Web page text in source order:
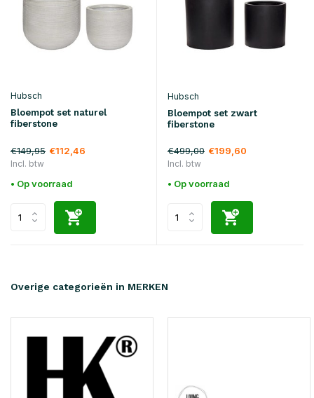
Hubsch
Bloempot set naturel
fiberstone
€149,95 €112,46
Incl. btw
• Op voorraad
Hubsch
Bloempot set zwart
fiberstone
€499,00 €199,60
Incl. btw
• Op voorraad
Overige categorieën in MERKEN